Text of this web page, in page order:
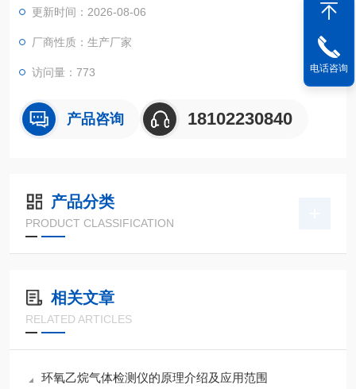
更新时间：2026-08-06
厂商性质：生产厂家
访问量：773
产品咨询 18102230840
产品分类
PRODUCT CLASSIFICATION
相关文章
RELATED ARTICLES
环氧乙烷气体检测仪的原理介绍及应用范围
电话咨询